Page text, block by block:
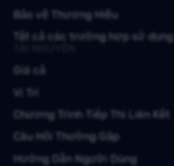
Bảo vệ Thương Hiệu
Tất cả các trường hợp sử dụng
Giá cả
Vị Trí
Chương Trình Tiếp Thị Liên Kết
Câu Hỏi Thường Gặp
Hướng Dẫn Người Dùng